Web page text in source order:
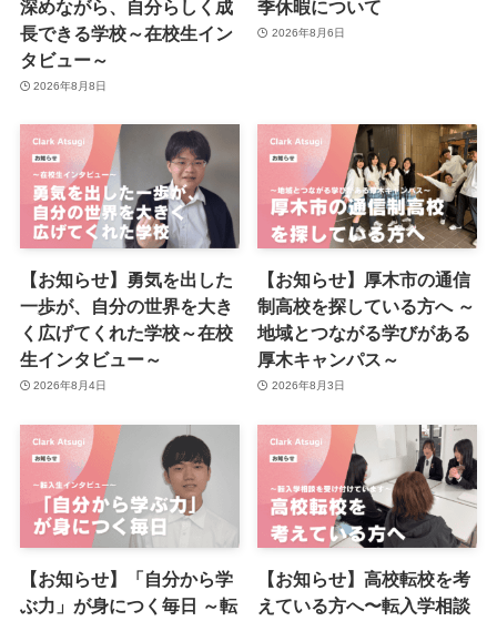
深めながら、自分らしく成
長できる学校～在校生イン
タビュー～
2026年8月8日
季休暇について
2026年8月6日
【お知らせ】勇気を出した
一歩が、自分の世界を大き
く広げてくれた学校～在校
生インタビュー～
2026年8月4日
【お知らせ】厚木市の通信
制高校を探している方へ ～
地域とつながる学びがある
厚木キャンパス～
2026年8月3日
【お知らせ】「自分から学
ぶ力」が身につく毎日 ～転
【お知らせ】高校転校を考
えている方へ〜転入学相談